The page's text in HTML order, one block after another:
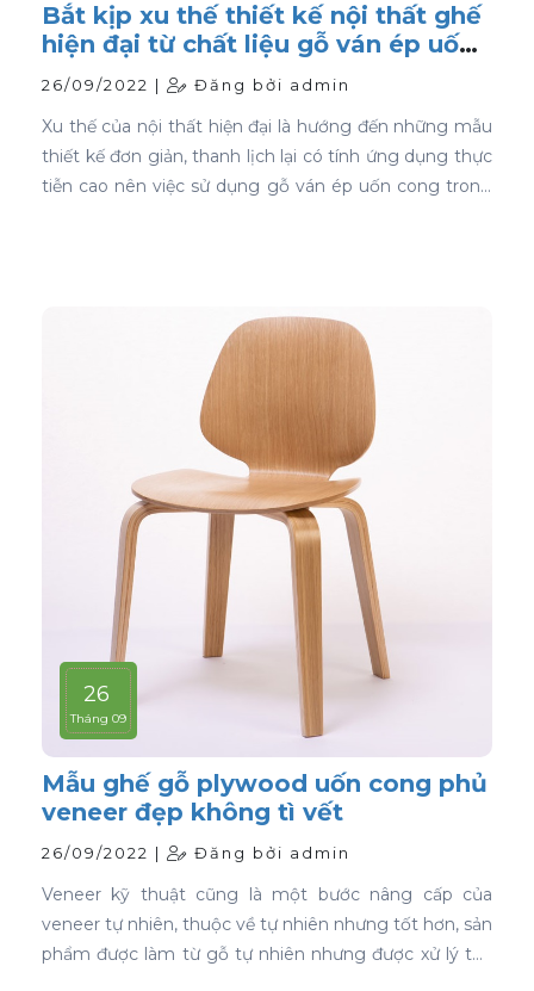
Bắt kịp xu thế thiết kế nội thất ghế
hiện đại từ chất liệu gỗ ván ép uốn
cong
26/09/2022 | Đăng bởi admin
Xu thế của nội thất hiện đại là hướng đến những mẫu
thiết kế đơn giản, thanh lịch lại có tính ứng dụng thực
tiễn cao nên việc sử dụng gỗ ván ép uốn cong trong
26
Tháng 09
Mẫu ghế gỗ plywood uốn cong phủ
veneer đẹp không tì vết
26/09/2022 | Đăng bởi admin
Veneer kỹ thuật cũng là một bước nâng cấp của
veneer tự nhiên, thuộc về tự nhiên nhưng tốt hơn, sản
phẩm được làm từ gỗ tự nhiên nhưng được xử lý tạo